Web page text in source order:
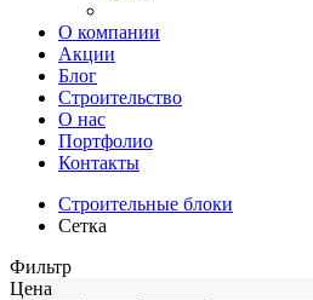
О компании
Акции
Блог
Строительство
О нас
Портфолио
Контакты
Строительные блоки
Сетка
Фильтр
Цена